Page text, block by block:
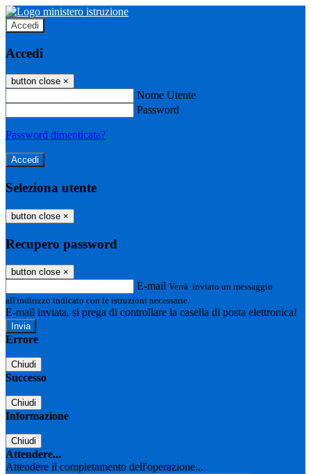
Accedi
Accedi
button close ×
Nome Utente
Password
Password dimenticata?
Seleziona utente
button close ×
Recupero password
button close ×
E-mail Verrà inviato un messaggio
all'indirizzo indicato con le istruzioni necessarie.
E-mail inviata, si prega di controllare la casella di posta elettronica!
Errore
Chiudi
Successo
Chiudi
Informazione
Chiudi
Attendere...
Attendere il completamento dell'operazione...